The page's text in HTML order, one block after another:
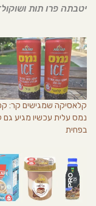
יטבתה פרו תות
קלאסיקה שמגישים קר:
נמס עלית עכשיו מגיע גם
בפחית